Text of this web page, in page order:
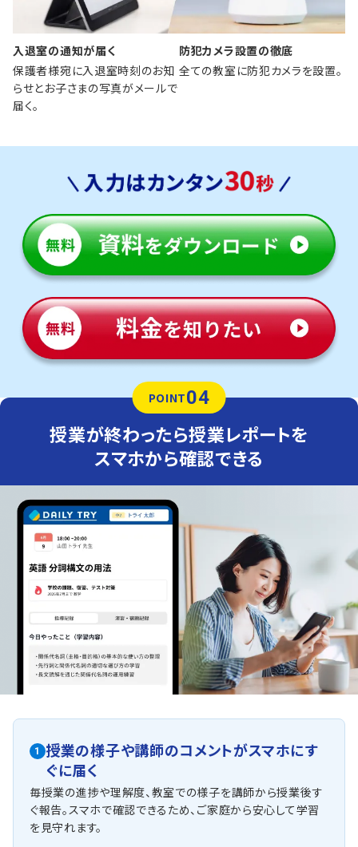
入退室の通知が届く
保護者様宛に入退室時刻のお知
らせとお子さまの写真がメールで
届く。
防犯カメラ設置の徹底
全ての教室に防犯カメラを設置。
POINT04
授業が終わったら授業レポートを
スマホから確認できる
1
授業の様子や講師のコメントがスマホにす
ぐに届く
毎授業の進捗や理解度、教室での様子を講師から授業後す
ぐ報告。スマホで確認できるため、ご家庭から安心して学習
を見守れます。